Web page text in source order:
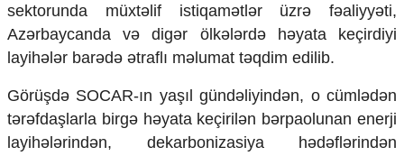
Neft-qaz
Əmək və sosial siyasət
Kənd təsərrüfatı
Hərbi sənaye
Telekommunikasiya və nəqliyyat
COP29
Cəmiyyət
sektorunda müxtəlif istiqamətlər üzrə fəaliyyəti,
Azərbaycanda və digər ölkələrdə həyata keçirdiyi
layihələr barədə ətraflı məlumat təqdim edilib.
Görüşdə SOCAR-ın yaşıl gündəliyindən, o cümlədən
tərəfdaşlarla birgə həyata keçirilən bərpaolunan enerji
layihələrindən, dekarbonizasiya hədəflərindən